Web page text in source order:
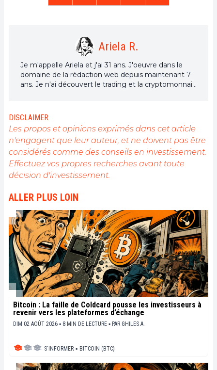
Ariela R.
Je m'appelle Ariela et j'ai 31 ans. J'oeuvre dans le
domaine de la rédaction web depuis maintenant 7
ans. Je n'ai découvert le trading et la cryptomonnaie
sein de la plateforme me permettent d'en
apprendre davantage. Chanteuse à mes heures
perdues, je cultive aussi une grande passion pour la
musique et la lecture (et les animaux !)
DISCLAIMER
Les propos et opinions exprimés dans cet article
n'engagent que leur auteur, et ne doivent pas être
considérés comme des conseils en investissement.
Effectuez vos propres recherches avant toute
décision d'investissement.
ALLER PLUS LOIN
Bitcoin : La faille de Coldcard pousse les investisseurs à
revenir vers les plateformes d’échange
DIM 02 AOÛT 2026 ▪ 8 MIN DE LECTURE ▪ PAR GHILES A.
S'INFORMER ▪ BITCOIN (BTC)